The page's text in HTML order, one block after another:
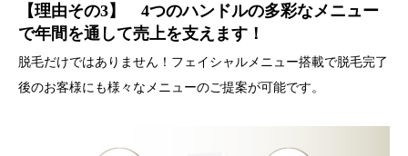
【理由その3】 4つのハンドルの多彩なメニュー
で年間を通して売上を支えます！
脱毛だけではありません！フェイシャルメニュー搭載で脱毛完了
後のお客様にも様々なメニューのご提案が可能です。